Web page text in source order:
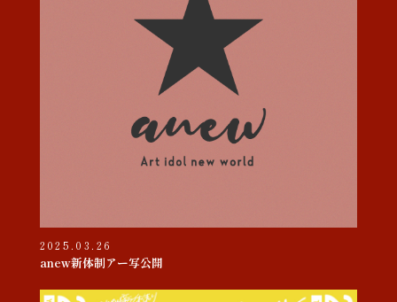
2025.03.26
anew新体制アー写公開